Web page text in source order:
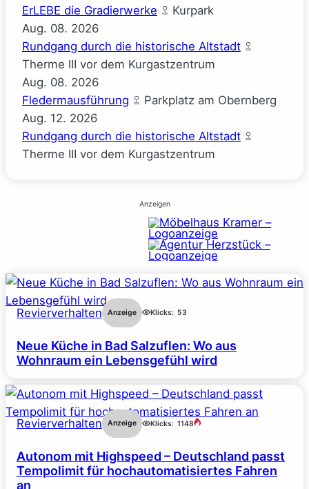
ErLEBE die Gradierwerke
Kurpark
Aug. 08. 2026
Rundgang durch die historische Altstadt
Therme III vor dem Kurgastzentrum
Aug. 08. 2026
Fledermausführung
Parkplatz am Obernberg
Aug. 12. 2026
Rundgang durch die historische Altstadt
Therme III vor dem Kurgastzentrum
Anzeigen
Revierverhalten Anzeige Klicks: 53
Neue Küche in Bad Salzuflen: Wo aus
Wohnraum ein Lebensgefühl wird
Revierverhalten Anzeige Klicks: 1148
Autonom mit Highspeed – Deutschland passt
Tempolimit für hochautomatisiertes Fahren
an